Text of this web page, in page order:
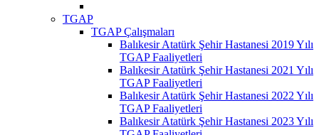
TGAP
TGAP Çalışmaları
Balıkesir Atatürk Şehir Hastanesi 2019 Yılı
TGAP Faaliyetleri
Balıkesir Atatürk Şehir Hastanesi 2021 Yılı
TGAP Faaliyetleri
Balıkesir Atatürk Şehir Hastanesi 2022 Yılı
TGAP Faaliyetleri
Balıkesir Atatürk Şehir Hastanesi 2023 Yılı